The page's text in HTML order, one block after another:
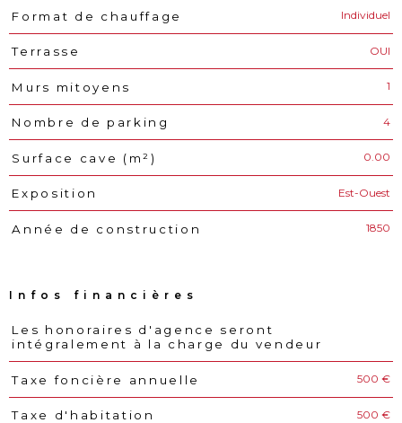
Format de chauffage Individuel
Terrasse OUI
Murs mitoyens 1
Nombre de parking 4
Surface cave (m²) 0.00
Exposition Est-Ouest
Année de construction 1850
Infos financières
Caractéristiques Valeurs
Les honoraires d'agence seront
intégralement à la charge du vendeur
Taxe foncière annuelle 500 €
Taxe d'habitation 500 €